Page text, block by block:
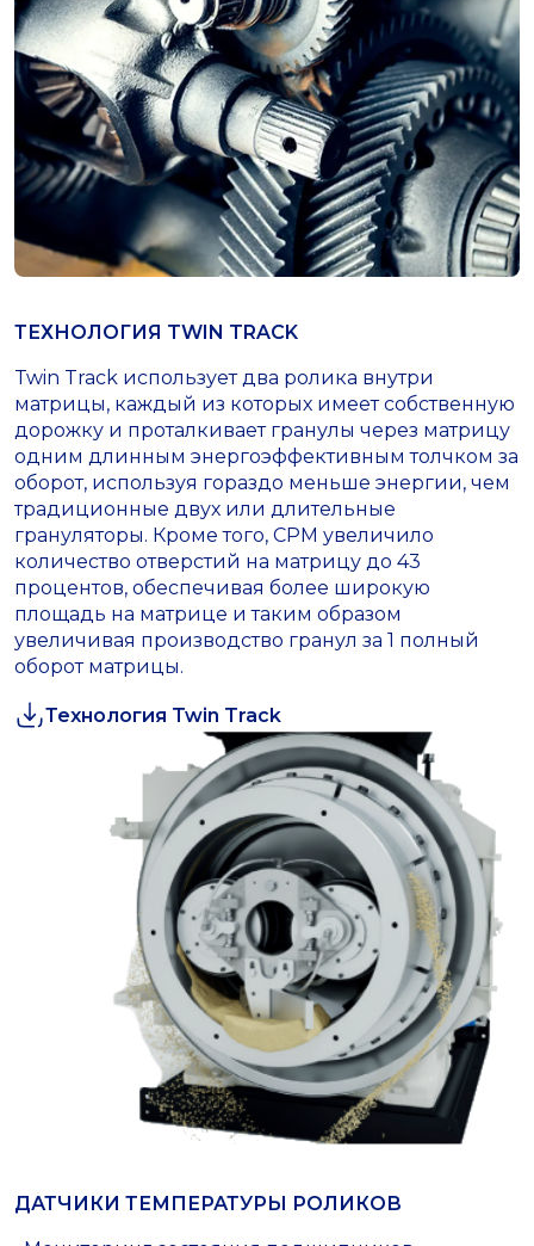
ТЕХНОЛОГИЯ TWIN TRACK
Twin Track использует два ролика внутри
матрицы, каждый из которых имеет собственную
дорожку и проталкивает гранулы через матрицу
одним длинным энергоэффективным толчком за
оборот, используя гораздо меньше энергии, чем
традиционные двух или длительные
грануляторы. Кроме того, CPM увеличило
количество отверстий на матрицу до 43
процентов, обеспечивая более широкую
площадь на матрице и таким образом
увеличивая производство гранул за 1 полный
оборот матрицы.
Технология Twin Track
ДАТЧИКИ ТЕМПЕРАТУРЫ РОЛИКОВ